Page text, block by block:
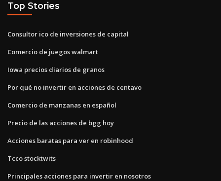
Top Stories
Consultor ico de inversiones de capital
Comercio de juegos walmart
Iowa precios diarios de granos
Por qué no invertir en acciones de centavo
Comercio de manzanas en español
Precio de las acciones de bgg hoy
Acciones baratas para ver en robinhood
Tcco stocktwits
Principales acciones para invertir en nosotros